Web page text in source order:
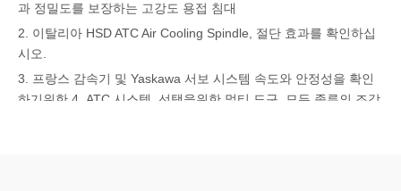
과 정밀도를 보장하는 고강도 용접 침대
2. 이탈리아 HSD ATC Air Cooling Spindle, 절단 효과를 확인하십
시오.
3. 프랑스 감속기 및 Yaskawa 서보 시스템 속도와 안정성을 확인
하기위한 4. ATC 시스템, 선택을위한 멀티 도구, 모든 종류의 조각